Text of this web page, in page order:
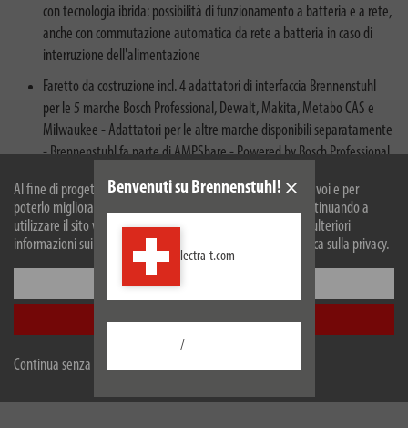
Al fine di progettare il nostro sito web in modo ottimale per voi e per
poterlo migliorare continuamente, utilizziamo i cookies. Continuando a
utilizzare il sito web, accetti il nostro utilizzo dei cookie. Per ulteriori
informazioni sui cookie, si prega di consultare la nostra politica sulla privacy.
Configurare
Accetta tutti
Continua senza accettare
Benvenuti su Brennenstuhl!
lectra-t.com
/
con tecnologia ibrida: possibilità di funzionamento a batteria e a rete,
anche con commutazione automatica da rete a batteria in caso di
interruzione dell'alimentazione
Faretto da costruzione incl. 4 adattatori di interfaccia Brennenstuhl
per le 5 marche Bosch Professional, Dewalt, Makita, Metabo CAS e
Milwaukee - Adattatori per le altre marche disponibili separatamente
- Brennenstuhl fa parte di AMPShare - Powered by Bosch Professional
Scheda tecnica EU